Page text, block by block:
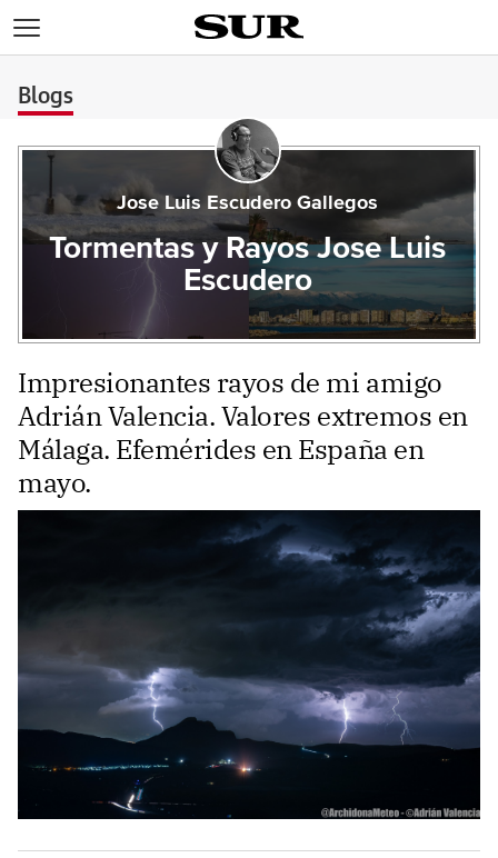
Blogs
Jose Luis Escudero Gallegos
Tormentas y Rayos Jose Luis
Escudero
Impresionantes rayos de mi amigo
Adrián Valencia. Valores extremos en
Málaga. Efemérides en España en
mayo.